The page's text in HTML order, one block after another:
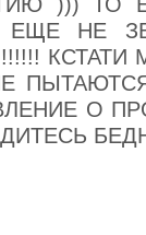
ЕЩЕ НЕ
О